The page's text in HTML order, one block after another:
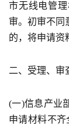
市无线电管
审。初审不同
的，将申请资
二、受理、审
(一)信息产业
申请材料不